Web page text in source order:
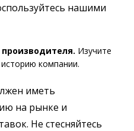
нашими
Изучите
компании.
иметь
на рынке и
Не стесняйтесь